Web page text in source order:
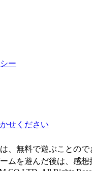
ー
せください
、無料で遊ぶことの
ムを遊んだ後は、感想